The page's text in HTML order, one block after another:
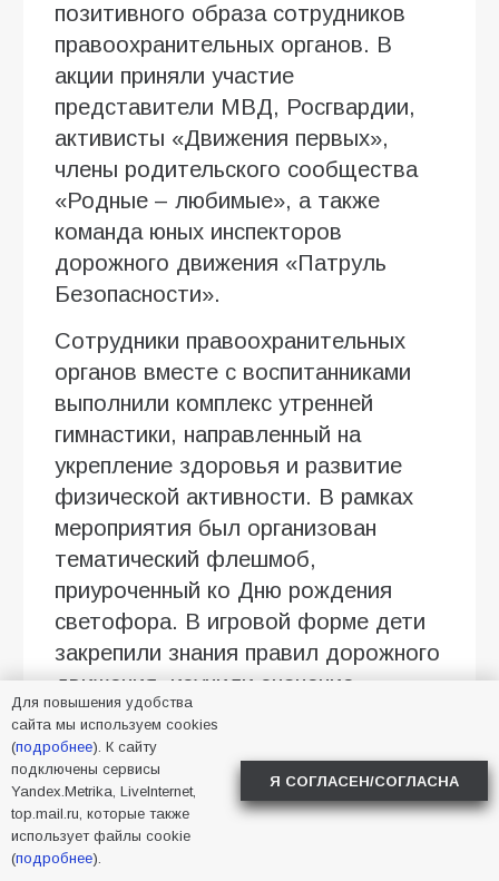
позитивного образа сотрудников
правоохранительных органов. В
акции приняли участие
представители МВД, Росгвардии,
активисты «Движения первых»,
члены родительского сообщества
«Родные – любимые», а также
команда юных инспекторов
дорожного движения «Патруль
Безопасности».
Сотрудники правоохранительных
органов вместе с воспитанниками
выполнили комплекс утренней
гимнастики, направленный на
укрепление здоровья и развитие
физической активности. В рамках
мероприятия был организован
тематический флешмоб,
приуроченный ко Дню рождения
светофора. В игровой форме дети
закрепили знания правил дорожного
движения, изучили значение
сигналов светофора и основы
безопасного поведения на улице.
Для воспитанников младших групп
информация подавалась в
доступной, адаптированной форме,
что позволило эффективно
Для повышения удобства
сайта мы используем cookies
(подробнее). К сайту
подключены сервисы
Yandex.Metrika, LiveInternet,
top.mail.ru, которые также
использует файлы cookie
(подробнее).
Я СОГЛАСЕН/СОГЛАСНА